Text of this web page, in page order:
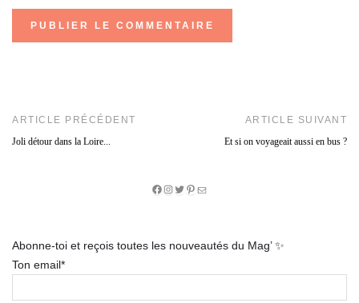
ARTICLE PRÉCÉDENT
Joli détour dans la Loire...
ARTICLE SUIVANT
Et si on voyageait aussi en bus ?
Facebook
Instagram
Twitter
Pinterest
E-
Abonne-toi et reçois toutes les nouveautés du Mag’ ✨
Ton email*